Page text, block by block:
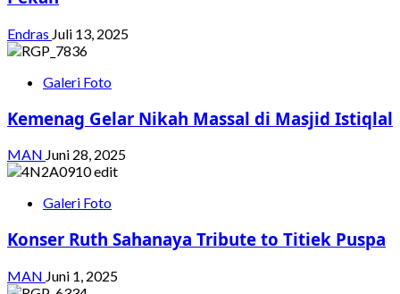
Endras Juli 13, 2025
Galeri Foto
Kemenag Gelar Nikah Massal di Masjid Istiqlal
MAN Juni 28, 2025
Galeri Foto
Konser Ruth Sahanaya Tribute to Titiek Puspa
MAN Juni 1, 2025